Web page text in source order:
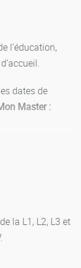
l’éducation,
dates de
Master :
de la 1
l’université de
ayant
la L1, L2, L3 et